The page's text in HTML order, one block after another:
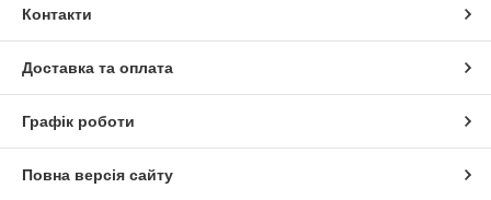
Контакти
Доставка та оплата
Графік роботи
Повна версія сайту